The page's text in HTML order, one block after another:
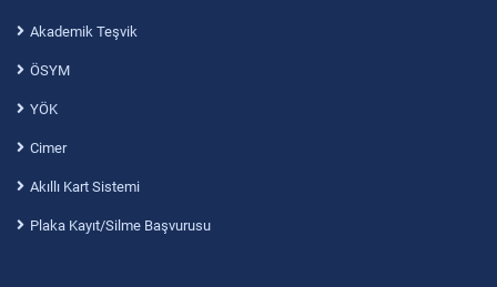
Akademik Teşvik
ÖSYM
YÖK
Cimer
Akıllı Kart Sistemi
Plaka Kayıt/Silme Başvurusu